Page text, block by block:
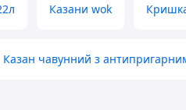
Казани wok
Казан чавунний з